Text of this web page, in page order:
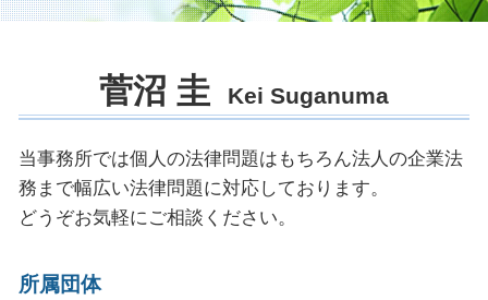
症状固定 労災
任意整理 官報
強制執行 明け渡し
土地 境界 トラブル
不動産 契約トラブル 弁護士
起訴 執行猶予
示談 刑事事件
控訴 執行 猶予
起訴されたら 裁判
示談 前科
裁判 起訴
顧問弁護士 法律事務所
クレーム 対応 弁護士
顧問弁護士 契約書
企業法務 仕事内容
債権回収 内容証明
法律顧問 契約書
残業代 請求された
菅沼 圭 Kei Suganuma
当事務所では個人の法律問題はもちろん法人の企業法
務まで幅広い法律問題に対応しております。
どうぞお気軽にご相談ください。
所属団体